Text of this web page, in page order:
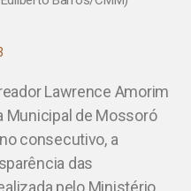
Lawrence Amorim
Municipal de Mossoró
consecutivo, a
das
pelo Ministério